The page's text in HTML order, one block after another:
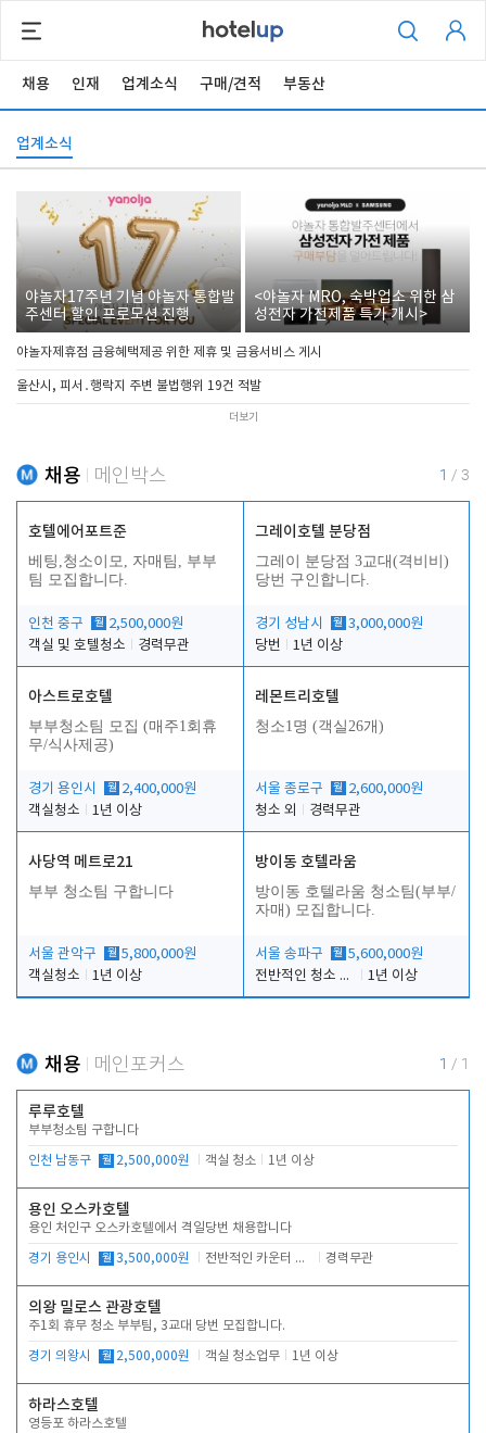
채용 인재 업계소식 구매/견적 부동산
업계소식
야놀자17주년 기념 야놀자 통합발
주센터 할인 프로모션 진행
<야놀자 MRO, 숙박업소 위한 삼
성전자 가전제품 특가 개시>
야놀자제휴점 금융혜택제공 위한 제휴 및 금융서비스 게시
울산시, 피서․행락지 주변 불법행위 19건 적발
더보기
채용 메인박스 1 / 3
호텔에어포트준
베팅,청소이모, 자매팀, 부부
팀 모집합니다.
인천 중구 월 2,500,000원
객실 및 호텔청소
경력무관
그레이호텔 분당점
그레이 분당점 3교대(격비비)
당번 구인합니다.
경기 성남시 월 3,000,000원
당번
1년 이상
아스트로호텔
부부청소팀 모집 (매주1회휴
무/식사제공)
경기 용인시 월 2,400,000원
객실청소
1년 이상
레몬트리호텔
청소1명 (객실26개)
서울 종로구 월 2,600,000원
청소 외
경력무관
사당역 메트로21
부부 청소팀 구합니다
서울 관악구 월 5,800,000원
객실청소
1년 이상
방이동 호텔라움
방이동 호텔라움 청소팀(부부/
자매) 모집합니다.
서울 송파구 월 5,600,000원
전반적인 청소 업무(객실청소.객실정리)
1년 이상
채용 메인포커스 1 / 1
루루호텔
부부청소팀 구합니다
인천 남동구 월 2,500,000원 객실 청소 1년 이상
용인 오스카호텔
용인 처인구 오스카호텔에서 격일당번 채용합니다
경기 용인시 월 3,500,000원 전반적인 카운터 업무 경력무관
의왕 밀로스 관광호텔
주1회 휴무 청소 부부팀, 3교대 당번 모집합니다.
경기 의왕시 월 2,500,000원 객실 청소업무 1년 이상
하라스호텔
영등포 하라스호텔